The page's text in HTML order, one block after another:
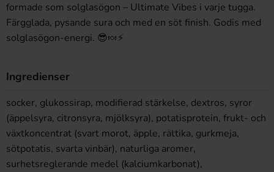
formade som solglasögon – Ultimate Vibes i varje tugga.
Färgglada, pysande sura och med en söt finish. Godis med
solglasögon-energi. 😎🍬⚡
Ingredienser
socker, glukossirap, modifierad stärkelse, dextros, syror
(äppelsyra, citronsyra, mjölksyra), potatisprotein, frukt- och
växtkoncentrat (svart morot, äpple, rättika, gurkmeja,
sötpotatis, svarta vinbär), naturliga aromer,
surhetsreglerande medel (kalciumkarbonat),